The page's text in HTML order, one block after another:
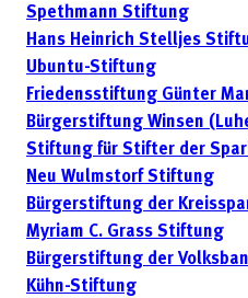
Spethmann Stiftung
Hans Heinrich Stelljes
Ubuntu-Stiftung
Friedensstiftung Günter
Bürgerstiftung Winsen
Stiftung für Stifter der
Neu Wulmstorf Stiftung
Bürgerstiftung der
Myriam C. Grass Stiftung
Bürgerstiftung der
Kühn-Stiftung